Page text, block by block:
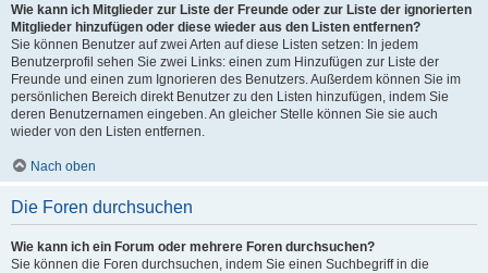
Wie kann ich Mitglieder zur Liste der Freunde oder zur Liste der ignorierten
Mitglieder hinzufügen oder diese wieder aus den Listen entfernen?
Sie können Benutzer auf zwei Arten auf diese Listen setzen: In jedem
Benutzerprofil sehen Sie zwei Links: einen zum Hinzufügen zur Liste der
Freunde und einen zum Ignorieren des Benutzers. Außerdem können Sie im
persönlichen Bereich direkt Benutzer zu den Listen hinzufügen, indem Sie
deren Benutzernamen eingeben. An gleicher Stelle können Sie sie auch
wieder von den Listen entfernen.
Nach oben
Die Foren durchsuchen
Wie kann ich ein Forum oder mehrere Foren durchsuchen?
Sie können die Foren durchsuchen, indem Sie einen Suchbegriff in die